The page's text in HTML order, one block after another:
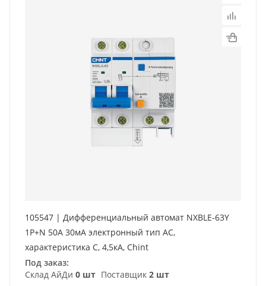
105547 | Дифференциальный автомат NXBLE-63Y
1P+N 50А 30мА электронный тип AС,
характеристика C, 4,5кА, Chint
Под заказ:
Склад АйДи 0 шт Поставщик 2 шт